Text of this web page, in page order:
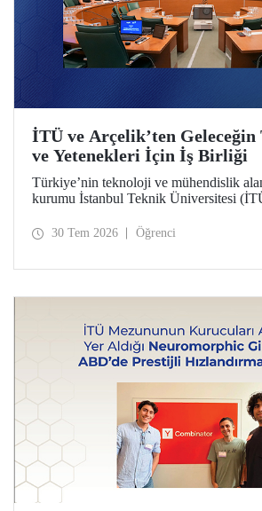
İTÜ ve Arçelik’ten
ve Yetenekleri İçin İş Birliği
Türkiye’nin teknoloji ve mühendislik
kurumu İstanbul Teknik Üniversitesi
imza attı. Protokol, ortak bilimsel
30 Tem 2026 Öğrenci